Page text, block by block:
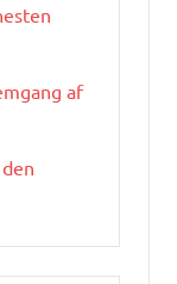
af